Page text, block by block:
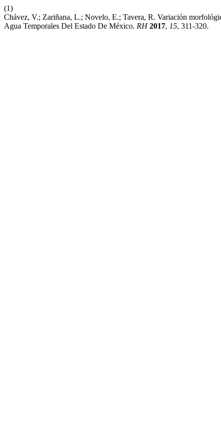
(1)
Chávez, V.; Zariñana, L.; Novelo, E.; Tavera, R. Variación
Agua Temporales Del Estado De México. RH 2017, 15, 311-320.